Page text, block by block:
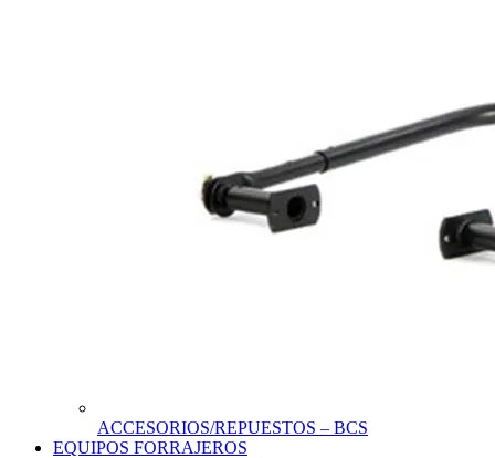
ACCESORIOS/REPUESTOS – BCS
EQUIPOS FORRAJEROS